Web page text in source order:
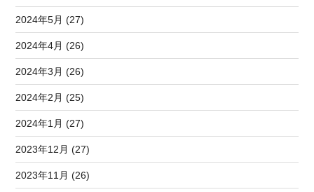
2024年5月 (27)
2024年4月 (26)
2024年3月 (26)
2024年2月 (25)
2024年1月 (27)
2023年12月 (27)
2023年11月 (26)